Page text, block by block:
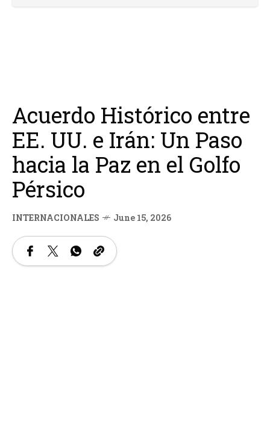
Acuerdo Histórico entre
EE. UU. e Irán: Un Paso
hacia la Paz en el Golfo
Pérsico
INTERNACIONALES June 15, 2026